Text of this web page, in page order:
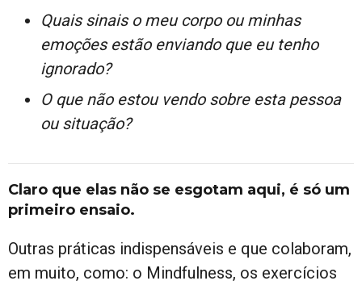
Quais sinais o meu corpo ou minhas
emoções estão enviando que eu tenho
ignorado?
O que não estou vendo sobre esta pessoa
ou situação?
Claro que elas não se esgotam aqui, é só um
primeiro ensaio.
Outras práticas indispensáveis e que colaboram,
em muito, como: o Mindfulness, os exercícios